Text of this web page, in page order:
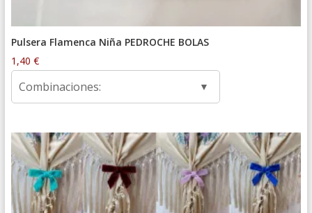
Pulsera Flamenca Niña PEDROCHE BOLAS
1,40 €
Combinaciones: